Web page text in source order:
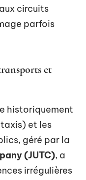
circuits
parfois
et
historiquement
et les
géré par la
(JUTC), a
irrégulières